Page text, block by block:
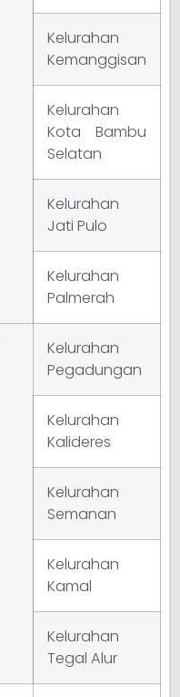
Kelurahan
Kemanggisan
Kelurahan
Kota Bambu
Selatan
Kelurahan
Jati Pulo
Kelurahan
Palmerah
Kelurahan
Pegadungan
Kelurahan
Kalideres
Kelurahan
Semanan
Kelurahan
Kamal
Kelurahan
Tegal Alur